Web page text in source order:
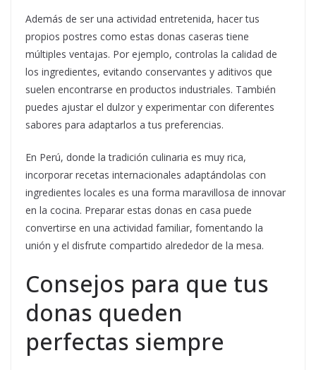
Además de ser una actividad entretenida, hacer tus
propios postres como estas donas caseras tiene
múltiples ventajas. Por ejemplo, controlas la calidad de
los ingredientes, evitando conservantes y aditivos que
suelen encontrarse en productos industriales. También
puedes ajustar el dulzor y experimentar con diferentes
sabores para adaptarlos a tus preferencias.
En Perú, donde la tradición culinaria es muy rica,
incorporar recetas internacionales adaptándolas con
ingredientes locales es una forma maravillosa de innovar
en la cocina. Preparar estas donas en casa puede
convertirse en una actividad familiar, fomentando la
unión y el disfrute compartido alrededor de la mesa.
Consejos para que tus
donas queden
perfectas siempre